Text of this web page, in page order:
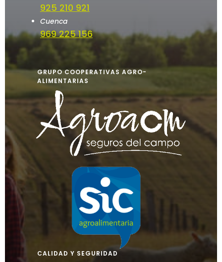
925 210 921
Cuenca
969 225 156
GRUPO COOPERATIVAS AGRO-
ALIMENTARIAS
CALIDAD Y SEGURIDAD